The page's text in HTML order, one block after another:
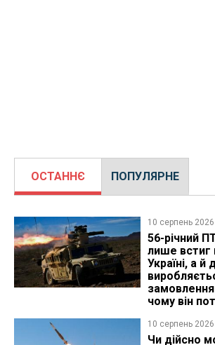
ОСТАННЄ ПОПУЛЯРНЕ
10 серпень 2026
56-річний
лише встиг
Україні, а й
чому він
10 серпень 2026
Чи дійсно